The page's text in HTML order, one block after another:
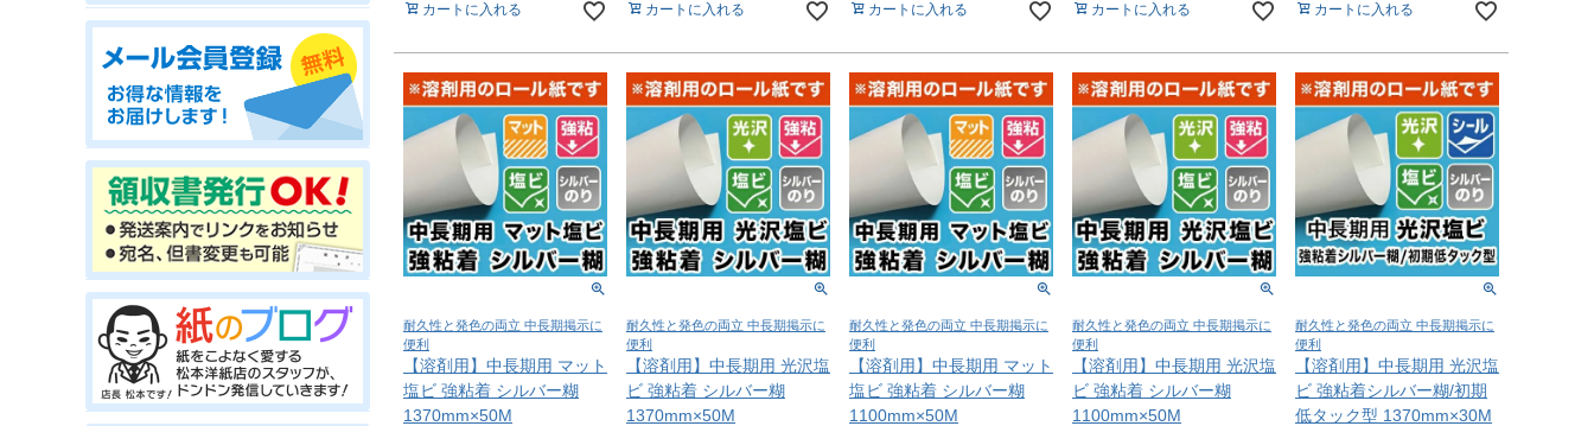
カートに入れる カートに入れる カートに入れる カートに入れる カートに入れる
耐久性と発色の両立 中長期掲示に
便利
【溶剤用】中長期用 マット
塩ビ 強粘着 シルバー糊
1370mm×50M
耐久性と発色の両立 中長期掲示に
便利
【溶剤用】中長期用 光沢塩
ビ 強粘着 シルバー糊
1370mm×50M
耐久性と発色の両立 中長期掲示に
便利
【溶剤用】中長期用 マット
塩ビ 強粘着 シルバー糊
1100mm×50M
耐久性と発色の両立 中長期掲示に
便利
【溶剤用】中長期用 光沢塩
ビ 強粘着 シルバー糊
1100mm×50M
耐久性と発色の両立 中長期掲示に
便利
【溶剤用】中長期用 光沢塩
ビ 強粘着シルバー糊/初期
低タック型 1370mm×30M